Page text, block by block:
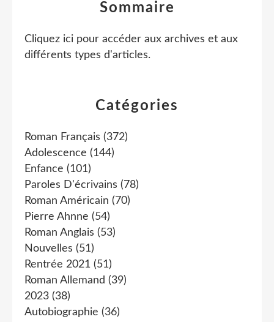
Catégories
Roman Français (372)
Adolescence (144)
Enfance (101)
Paroles D'écrivains (78)
Roman Américain (70)
Pierre Ahnne (54)
Roman Anglais (53)
Nouvelles (51)
Rentrée 2021 (51)
Roman Allemand (39)
2023 (38)
Autobiographie (36)
Sommaire
Cliquez ici pour accéder aux archives et aux
différents types d'articles.